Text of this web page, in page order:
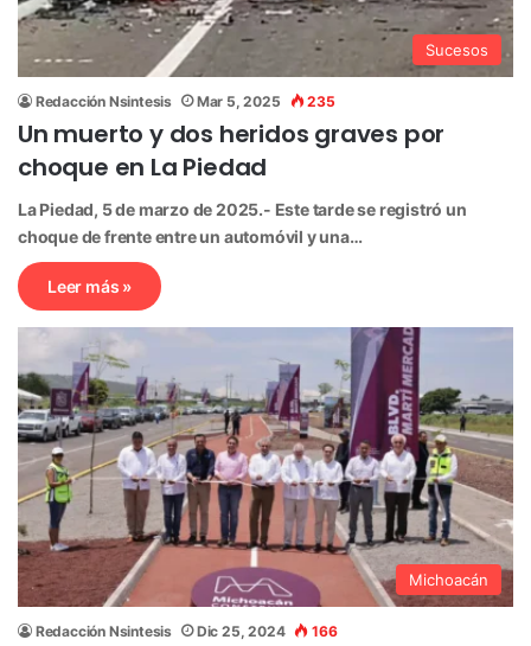
Sucesos
Redacción Nsintesis Mar 5, 2025 235
Un muerto y dos heridos graves por
choque en La Piedad
La Piedad, 5 de marzo de 2025.- Este tarde se registró un
choque de frente entre un automóvil y una…
Leer más »
Michoacán
Redacción Nsintesis Dic 25, 2024 166